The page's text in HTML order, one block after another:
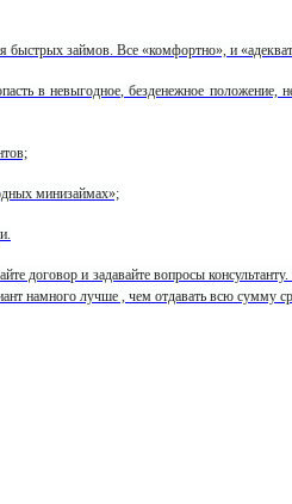
займов. Все «комфортно», и
в невыгодное, безденежное положение,
минизаймах»;
договор и задавайте вопросы
намного лучше , чем отдавать всю сумму